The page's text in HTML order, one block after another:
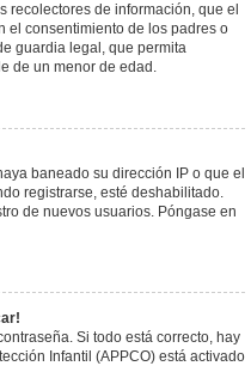
recolectores de información, que el
el consentimiento de los padres o
guardia legal, que permita
de un menor de edad.
baneado su dirección IP o que el
registrarse, esté deshabilitado.
de nuevos usuarios. Póngase en
Si todo está correcto, hay
Infantil (APPCO) está activado